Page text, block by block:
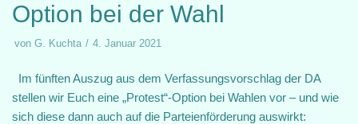
Option bei der Wahl
von G. Kuchta 4. Januar 2021
Im fünften Auszug aus dem Verfassungsvorschlag der DA
stellen wir Euch eine „Protest“-Option bei Wahlen vor – und wie
sich diese dann auch auf die Parteienförderung auswirkt: